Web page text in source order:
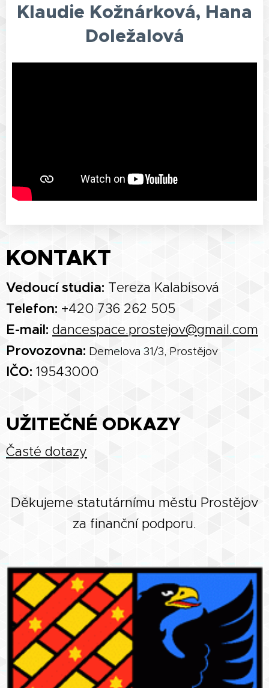
Klaudie Kožnárková, Hana
Doležalová
KONTAKT
Vedoucí studia: Tereza Kalabisová
Telefon: +420 736 262 505
E-mail: dancespace.prostejov@gmail.com
Provozovna: Demelova 31/3, Prostějov
IČO: 19543000
UŽITEČNÉ ODKAZY
Časté dotazy
Děkujeme statutárnímu městu Prostějov
za finanční podporu.